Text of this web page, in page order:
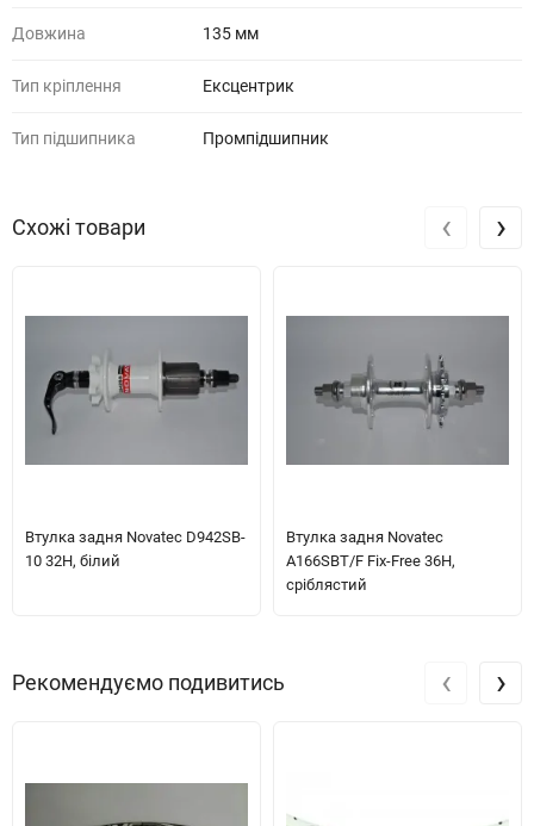
Довжина 135 мм
Тип кріплення Ексцентрик
Тип підшипника Промпідшипник
Схожі товари
Втулка задня Novatec D942SB-
10 32H, білий
Втулка задня Novatec
A166SBT/F Fix-Free 36H,
сріблястий
‹ ›
Рекомендуємо подивитись ‹ ›